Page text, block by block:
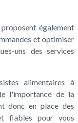
également
et optimiser
uns des services
alimentaires à
l'importance de la
donc en place des
fiables pour vous